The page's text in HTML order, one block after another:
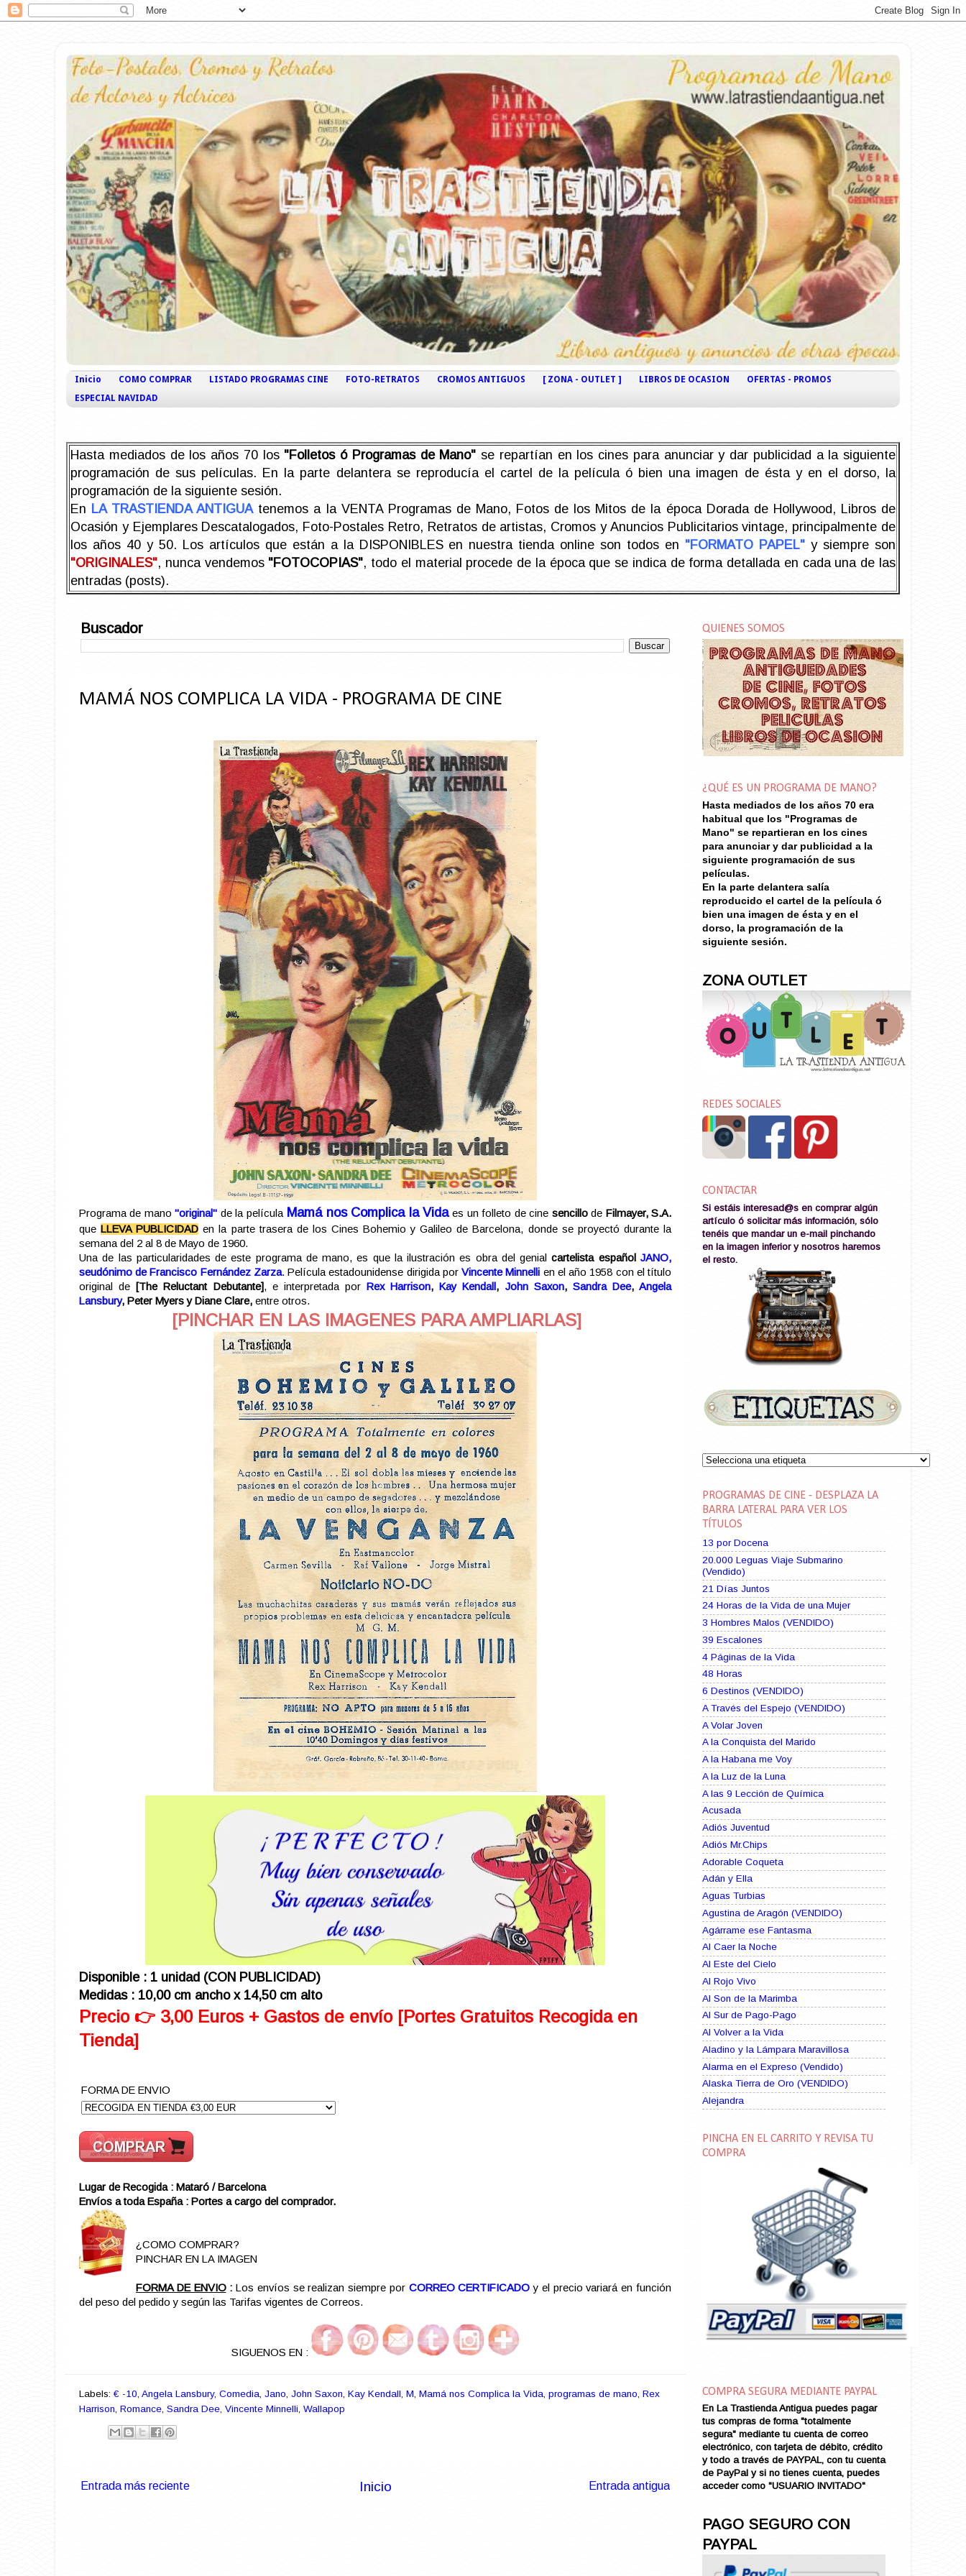
Inicio COMO COMPRAR LISTADO PROGRAMAS CINE FOTO-RETRATOS CROMOS ANTIGUOS [ ZONA - OUTLET ] LIBROS DE OCASION
OFERTAS - PROMOS
ESPECIAL NAVIDAD
Hasta mediados de los años 70 los "Folletos ó Programas de Mano" se repartían en los cines para anunciar y dar publicidad a la siguiente
programación de sus películas. En la parte delantera se reproducía el cartel de la película ó bien una imagen de ésta y en el dorso, la
programación de la siguiente sesión.
En LA TRASTIENDA ANTIGUAtenemos a la VENTA Programas de Mano, Fotos de los Mitos de la época Dorada de Hollywood, Libros de
Ocasión y Ejemplares Descatalogados, Foto-Postales Retro, Retratos de artistas, Cromos y Anuncios Publicitarios vintage, principalmente de
los años 40 y 50. Los artículos que están a la DISPONIBLES en nuestra tienda online son todos en "FORMATO PAPEL" y siempre son
"ORIGINALES", nunca vendemos "FOTOCOPIAS", todo el material procede de la época que se indica de forma detallada en cada una de las
entradas (posts).
Buscador
MAMÁ NOS COMPLICA LA VIDA - PROGRAMA DE CINE
Programa de mano"original" de la película Mamá nos Complica la Vida es un folleto de cine sencillo de Filmayer, S.A.
que LLEVA PUBLICIDAD en la parte trasera de los Cines Bohemio y Galileo de Barcelona, donde se proyectó durante la
semana del 2 al 8 de Mayo de 1960.
Una de las particularidades de este programa de mano, es que la ilustración es obra del genialcartelista españolJANO,
seudónimo de Francisco Fernández Zarza. Película estadounidense dirigida porVincente Minnelli en el año 1958 con el título
original de
[The Reluctant Debutante], e interpretada por Rex Harrison,Kay Kendall , John Saxon, Sandra Dee, Angela
Lansbury, Peter Myers y Diane Clare, entre otros.
[PINCHAR EN LAS IMAGENES PARA AMPLIARLAS]
Disponible : 1 unidad (CON PUBLICIDAD)
Medidas : 10,00 cm ancho x 14,50 cm alto
Precio 👉 3,00 Euros + Gastos de envío [Portes Gratuitos Recogida en
Tienda]
FORMA DE ENVIO
Lugar de Recogida : Mataró / Barcelona
Envíos a toda España : Portes a cargo del comprador.
¿COMO COMPRAR?
PINCHAR EN LA IMAGEN
FORMA DE ENVIO: Los envíos se realizan siempre por CORREO CERTIFICADO y el precio variará en función
del peso del pedido y según las Tarifas vigentes de Correos.
SIGUENOS EN :
Labels: € -10 Angela Lansbury, Comedia Jano John Saxon Kay Kendall M Mamá nos Complica la Vida programas de mano Rex
Harrison Romance Sandra Dee Vincente Minnelli Wallapop
Entrada más reciente Entrada antigua
Inicio
QUIENES SOMOS
¿QUÉ ES UN PROGRAMA DE MANO?
Hasta mediados de los años 70 era
habitual que los "Programas de
Mano" se repartieran en los cines
para anunciar y dar publicidad a la
siguiente programación de sus
películas.
En la parte delantera salía
reproducido el cartel de la película ó
bien una imagen de ésta y en el
dorso, la programación de la
siguiente sesión.
ZONA OUTLET
REDES SOCIALES
CONTACTAR
Si estáis interesad@s en comprar algún
artículo ó solicitar más información, sólo
tenéis que mandar un e-mail pinchando
en la imagen inferior y nosotros haremos
el resto.
PROGRAMAS DE CINE - DESPLAZA LA
BARRA LATERAL PARA VER LOS
TÍTULOS
13 por Docena
20.000 Leguas Viaje Submarino
(Vendido)
21 Días Juntos
24 Horas de la Vida de una Mujer
3 Hombres Malos (VENDIDO)
39 Escalones
4 Páginas de la Vida
48 Horas
6 Destinos (VENDIDO)
A Través del Espejo (VENDIDO)
A Volar Joven
A la Conquista del Marido
A la Habana me Voy
A la Luz de la Luna
A las 9 Lección de Química
Acusada
Adiós Juventud
Adiós Mr.Chips
Adorable Coqueta
Adán y Ella
Aguas Turbias
Agustina de Aragón (VENDIDO)
Agárrame ese Fantasma
Al Caer la Noche
Al Este del Cielo
Al Rojo Vivo
Al Son de la Marimba
Al Sur de Pago-Pago
Al Volver a la Vida
Aladino y la Lámpara Maravillosa
Alarma en el Expreso (Vendido)
Alaska Tierra de Oro (VENDIDO)
Alejandra
Alma Zíngara
Alma en Suplicio (VENDIDO)
Amame esta Noche (VENDIDO)
Amanda La Paciente Peligrosa
Amarga Victoria
Amor a Medianoche
Amor en Conserva (VENDIDO)
Amor que Mata
Amor sin Refugio
Ana Karenina
Ana de Brooklyn
Ana y El Rey de Siam
Anatomía de un Asesinato
Andrés Harvey Millonario (VENDIDO)
Andrés Harvey Tenorio
Ansia de Amor (VENDIDO)
Aníbal
PINCHA EN EL CARRITO Y REVISA TU
COMPRA
COMPRA SEGURA MEDIANTE PAYPAL
En La Trastienda Antigua puedes pagar
tus compras de forma "totalmente
segura" mediante tu cuenta de correo
electrónico, con tarjeta de débito, crédito
y todo a través de PAYPAL, con tu cuenta
de PayPal y si no tienes cuenta, puedes
acceder como "USUARIO INVITADO"
PAGO SEGURO CON
PAYPAL